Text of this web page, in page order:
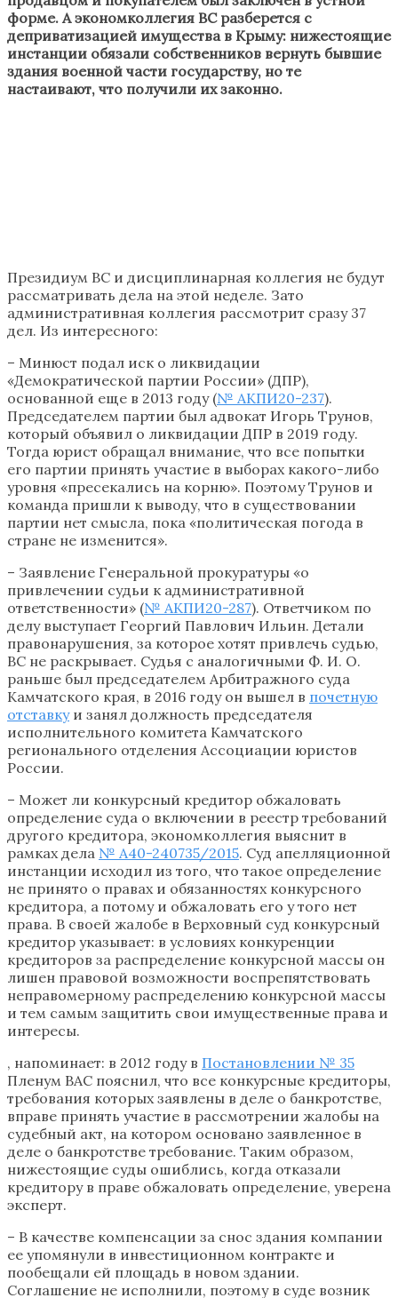
форме. А экономколлегия ВС разберется с
деприватизацией имущества в Крыму: нижестоящие
инстанции обязали собственников вернуть бывшие
здания военной части государству, но те
настаивают, что получили их законно.
Президиум ВС и дисциплинарная коллегия не будут
рассматривать дела на этой неделе. Зато
административная коллегия рассмотрит сразу 37
дел. Из интересного:
– Минюст подал иск о ликвидации
«Демократической партии России» (ДПР),
основанной еще в 2013 году (№ АКПИ20-237).
Председателем партии был адвокат Игорь Трунов,
который объявил о ликвидации ДПР в 2019 году.
Тогда юрист обращал внимание, что все попытки
его партии принять участие в выборах какого-либо
уровня «пресекались на корню». Поэтому Трунов и
команда пришли к выводу, что в существовании
партии нет смысла, пока «политическая погода в
стране не изменится».
– Заявление Генеральной прокуратуры «о
привлечении судьи к административной
ответственности» (№ АКПИ20-287). Ответчиком по
делу выступает Георгий Павлович Ильин. Детали
правонарушения, за которое хотят привлечь судью,
ВС не раскрывает. Судья с аналогичными Ф. И. О.
раньше был председателем Арбитражного суда
Камчатского края, в 2016 году он вышел в почетную
отставкуи занял должность председателя
исполнительного комитета Камчатского
регионального отделения Ассоциации юристов
России.
– Может ли конкурсный кредитор обжаловать
определение суда о включении в реестр требований
другого кредитора, экономколлегия выяснит в
рамках дела № А40-240735/2015. Суд апелляционной
инстанции исходил из того, что такое определение
не принято о правах и обязанностях конкурсного
кредитора, а потому и обжаловать его у того нет
права. В своей жалобе в Верховный суд конкурсный
кредитор указывает: в условиях конкуренции
кредиторов за распределение конкурсной массы он
лишен правовой возможности воспрепятствовать
неправомерному распределению конкурсной массы
и тем самым защитить свои имущественные права и
интересы.
, напоминает: в 2012 году в Постановлении № 35
Пленум ВАС пояснил, что все конкурсные кредиторы,
требования которых заявлены в деле о банкротстве,
вправе принять участие в рассмотрении жалобы на
судебный акт, на котором основано заявленное в
деле о банкротстве требование. Таким образом,
нижестоящие суды ошиблись, когда отказали
кредитору в праве обжаловать определение, уверена
эксперт.
– В качестве компенсации за снос здания компании
ее упомянули в инвестиционном контракте и
пообещали ей площадь в новом здании.
Соглашение не исполнили, поэтому в суде возник